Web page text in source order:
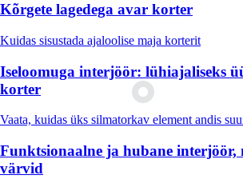
Kõrgete lagedega avar korter
Kuidas sisustada ajaloolise maja korterit
Iseloomuga interjöör: lühiajaliseks
korter
Vaata, kuidas üks silmatorkav element andis
Funktsionaalne ja hubane interjöör,
värvid